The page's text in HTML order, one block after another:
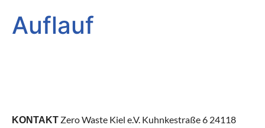
Auflauf
KONTAKT Zero Waste Kiel e.V. Kuhnkestraße 6 24118